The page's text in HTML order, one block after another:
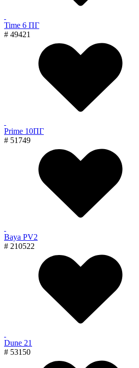
Time 6 ПГ
# 49421
Prime 10ПГ
# 51749
Baya PV2
# 210522
Dune 21
# 53150